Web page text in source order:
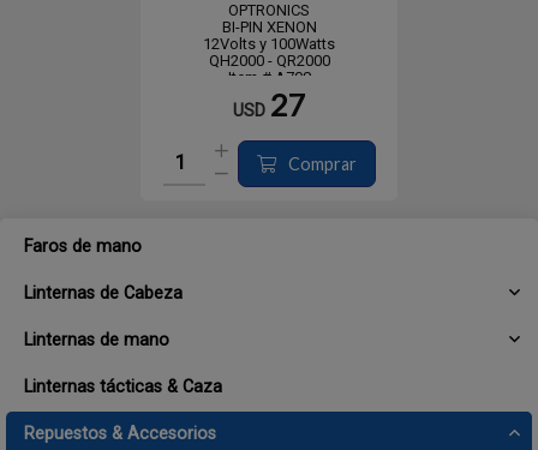
Faros de mano
Linternas de Cabeza
Linternas de mano
Linternas tácticas & Caza
Repuestos & Accesorios
OPTRONICS
BI-PIN XENON
12Volts y 100Watts
QH2000 - QR2000
Item # A708
USD 27
Comprar